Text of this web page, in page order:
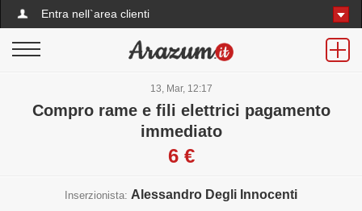
Entra nell`area clienti
13, Mar, 12:17
Compro rame e fili elettrici pagamento
immediato
6 €
Inserzionista: Alessandro Degli Innocenti